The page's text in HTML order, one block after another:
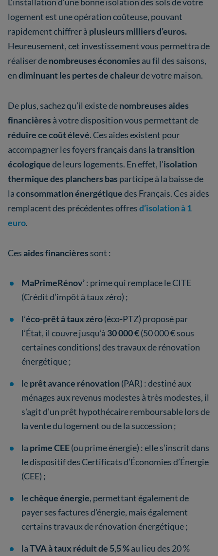
logement est une opération coûteuse, pouvant
rapidement chiffrer à plusieurs milliers d’euros.
Heureusement, cet investissement vous permettra de
réaliser denombreuses économies au fil des saisons,
endiminuant les pertes de chaleurde votre maison.
De plus, sachez qu’il existe denombreuses aides
financières à votre disposition vous permettant de
réduire ce coût élevé. Ces aides existent pour
accompagner les foyers français dans latransition
écologiquede leurs logements. En effet, l’isolation
thermique des planchers bas participe à la baisse de
laconsommation énergétiquedes Français. Ces aides
remplacent des précédentes offresd’isolation à 1
euro.
Cesaides financières sont :
MaPrimeRénov’: prime qui remplace le CITE
(Crédit d’impôt à taux zéro) ;
l’éco-prêt à taux zéro(éco-PTZ) proposé par
l’État, il couvre jusqu’à 30 000 €(50 000 € sous
certaines conditions) des travaux de rénovation
énergétique ;
leprêt avance rénovation(PAR) :destiné aux
ménages aux revenus modestes à très modestes, il
s'agit d'un prêt hypothécaire remboursable lors de
la vente du logement ou de la succession ;
la prime CEE(ou prime énergie) :elle s’inscrit dans
le dispositif des Certificats d’Économies d’Énergie
(CEE) ;
lechèque énergie, permettant également de
payer ses factures d'énergie, mais également
certains travaux de rénovation énergétique ;
laTVA à taux réduit de 5,5 %au lieu des 20 %